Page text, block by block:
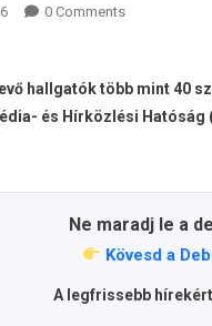
0 Comments
hallgatók több mint 40
és Hírközlési
Ne maradj le a
Kövesd a
A legfrissebb